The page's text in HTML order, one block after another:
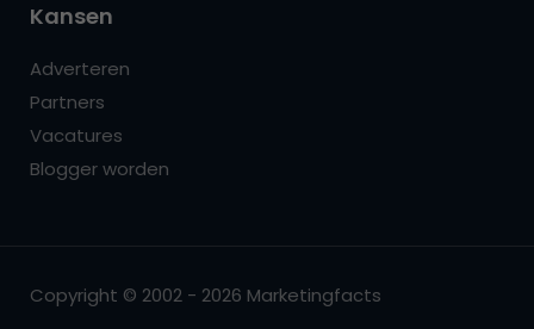
Kansen
Adverteren
Partners
Vacatures
Blogger worden
Copyright © 2002 - 2026 Marketingfacts